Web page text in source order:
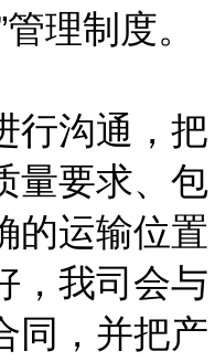
理制度。
行沟通，把
量要求、包
的运输位置
，我司会与
同，并把产